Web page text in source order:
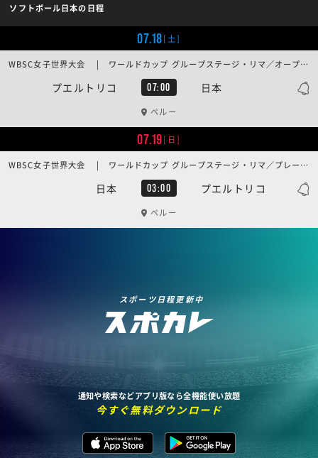
ソフトボール日本の日程
07.18[土]
プエルトリコ 07:00 日本
WBSC女子世界大会 | ワールドカップ グループステージ・リマ／オープニングラウンド
ペルー
07.19[日]
日本 03:00 プエルトリコ
WBSC女子世界大会 | ワールドカップ グループステージ・リマ／プレーオフ ファイナル
ペルー
スポーツ日程更新中
通知や検索などアプリ版なら全機能使い放題
今すぐ無料ダウンロード